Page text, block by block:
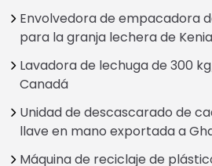
Envolvedora de empacadora
para la granja lechera de Kenia
Lavadora de lechuga de 300
Canadá
Unidad de descascarado de
llave en mano exportada a
Máquina de reciclaje de